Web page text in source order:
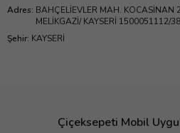
Adres: BAHÇELİEVLER MAH. KOCASİNAN
MELİKGAZİ/ KAYSERİ 1500051112/
Şehir: KAYSERİ
Çiçeksepeti Mobil